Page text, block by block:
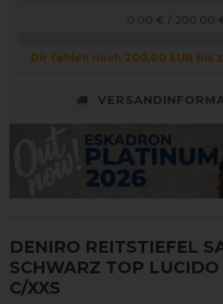
0,00 € / 200,00
Dir fehlen noch 200,00 EUR bis
DENIRO REITSTIEFEL
SCHWARZ TOP LUCIDO
C/XXS